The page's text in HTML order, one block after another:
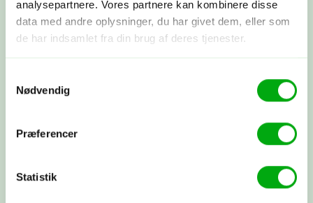
analysepartnere. Vores partnere kan kombinere disse
data med andre oplysninger, du har givet dem, eller som
de har indsamlet fra din brug af deres tjenester.
Nødvendig
Præferencer
Statistik
Byg din rejse nu
Ring til os på 3315 3322, få et tilbud
helt uforpligtende at få et tilbud.